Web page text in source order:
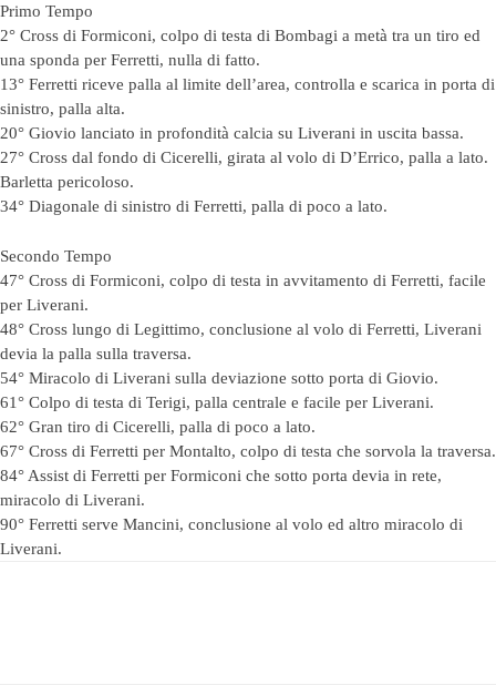
Primo Tempo
2° Cross di Formiconi, colpo di testa di Bombagi a metà tra un tiro ed
una sponda per Ferretti, nulla di fatto.
13° Ferretti riceve palla al limite dell’area, controlla e scarica in porta di
sinistro, palla alta.
20° Giovio lanciato in profondità calcia su Liverani in uscita bassa.
27° Cross dal fondo di Cicerelli, girata al volo di D’Errico, palla a lato.
Barletta pericoloso.
34° Diagonale di sinistro di Ferretti, palla di poco a lato.
Secondo Tempo
47° Cross di Formiconi, colpo di testa in avvitamento di Ferretti, facile
per Liverani.
48° Cross lungo di Legittimo, conclusione al volo di Ferretti, Liverani
devia la palla sulla traversa.
54° Miracolo di Liverani sulla deviazione sotto porta di Giovio.
61° Colpo di testa di Terigi, palla centrale e facile per Liverani.
62° Gran tiro di Cicerelli, palla di poco a lato.
67° Cross di Ferretti per Montalto, colpo di testa che sorvola la traversa.
84° Assist di Ferretti per Formiconi che sotto porta devia in rete,
miracolo di Liverani.
90° Ferretti serve Mancini, conclusione al volo ed altro miracolo di
Liverani.